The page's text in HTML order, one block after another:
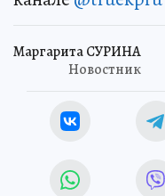
Маргарита СУРИНА
Новостник